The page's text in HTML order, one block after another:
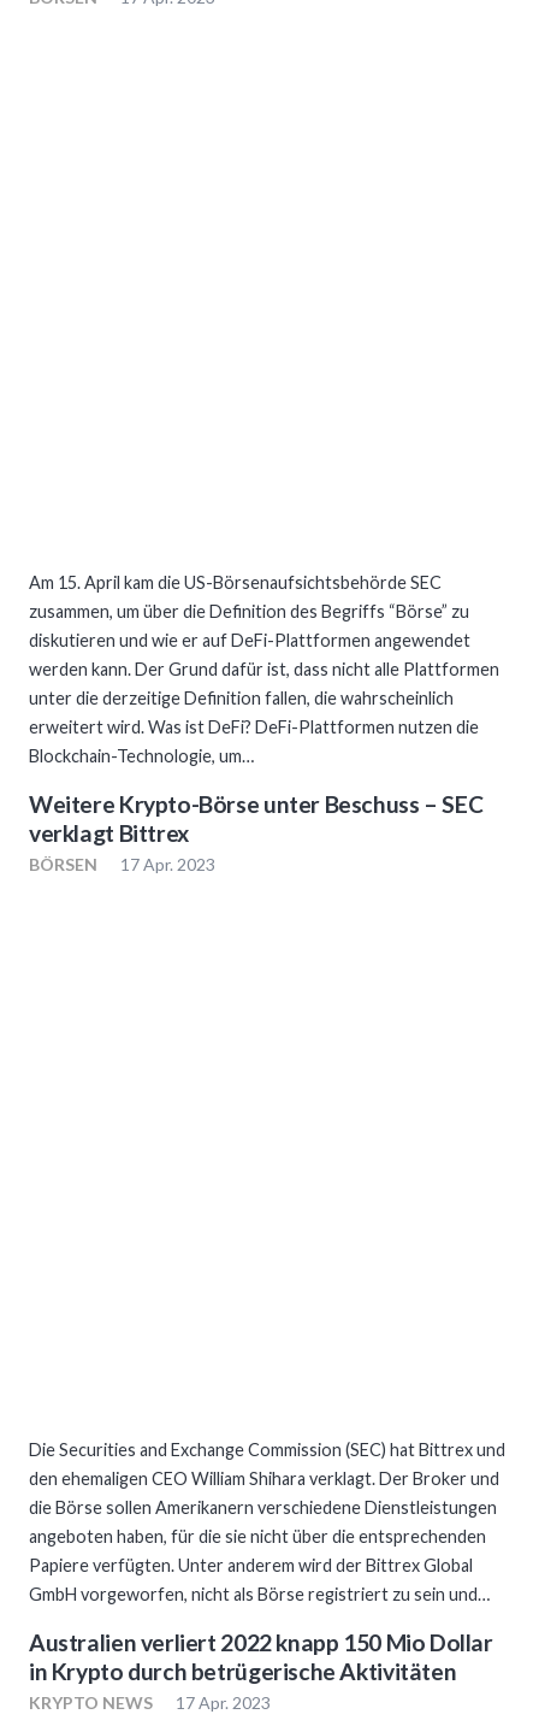
Am 15. April kam die US-Börsenaufsichtsbehörde SEC
zusammen, um über die Definition des Begriffs “Börse” zu
diskutieren und wie er auf DeFi-Plattformen angewendet
werden kann. Der Grund dafür ist, dass nicht alle Plattformen
unter die derzeitige Definition fallen, die wahrscheinlich
erweitert wird. Was ist DeFi? DeFi-Plattformen nutzen die
Blockchain-Technologie, um…
Weitere Krypto-Börse unter Beschuss – SEC
verklagt Bittrex
BÖRSEN 17 Apr. 2023
Die Securities and Exchange Commission (SEC) hat Bittrex und
den ehemaligen CEO William Shihara verklagt. Der Broker und
die Börse sollen Amerikanern verschiedene Dienstleistungen
angeboten haben, für die sie nicht über die entsprechenden
Papiere verfügten. Unter anderem wird der Bittrex Global
GmbH vorgeworfen, nicht als Börse registriert zu sein und…
Australien verliert 2022 knapp 150 Mio Dollar
in Krypto durch betrügerische Aktivitäten
KRYPTO NEWS 17 Apr. 2023